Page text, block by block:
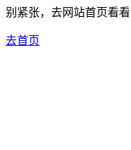
别紧张，去网站首页看看
去首页